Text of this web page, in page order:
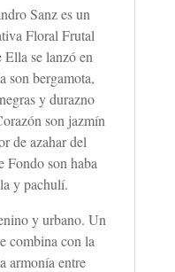
Sanz es un
Floral Frutal
se lanzó en
son bergamota,
y durazno
son jazmín
de azahar del
Fondo son haba
y pachulí.
y urbano. Un
combina con la
armonía entre